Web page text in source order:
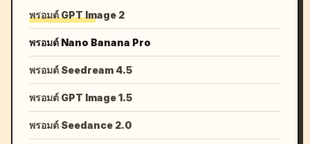
พรอมต์ GPT Image 2
พรอมต์ Nano Banana Pro
พรอมต์ Seedream 4.5
พรอมต์ GPT Image 1.5
พรอมต์ Seedance 2.0